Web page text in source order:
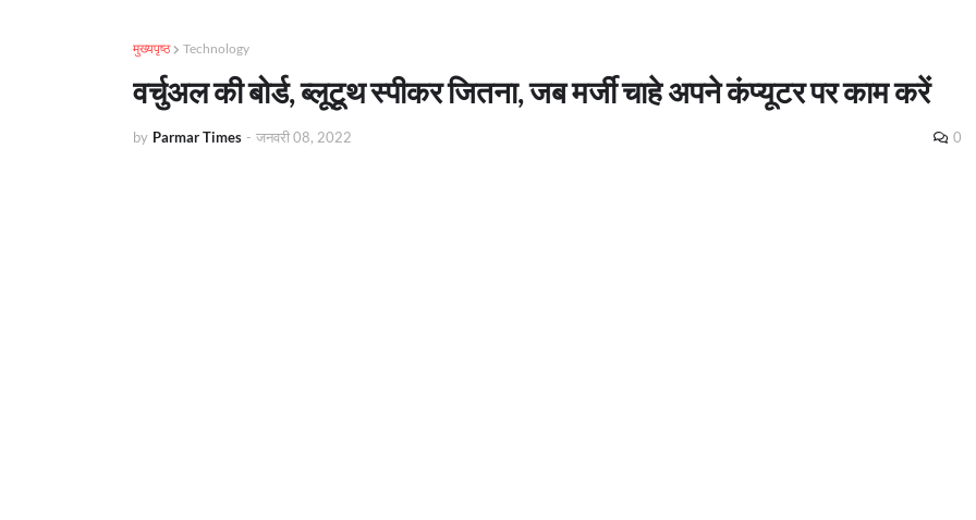
मुख्यपृष्ठ Technology
वर्चुअल की बोर्ड, ब्लूटूथ स्पीकर जितना, जब मर्जी चाहे अपने कंप्यूटर पर काम करें
by Parmar Times - जनवरी 08, 2022 0